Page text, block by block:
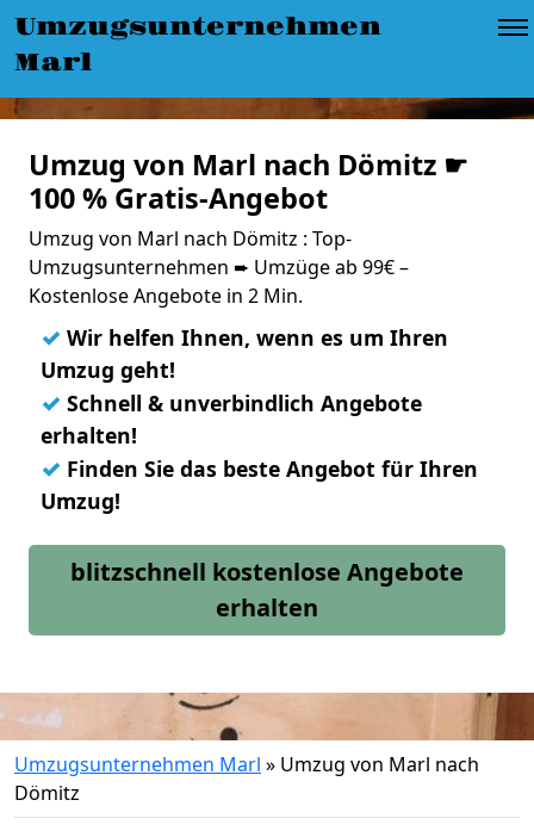
Umzugsunternehmen
Marl
Umzug von Marl nach Dömitz ☛
100 % Gratis-Angebot
Umzug von Marl nach Dömitz : Top-
Umzugsunternehmen ➨ Umzüge ab 99€ –
Kostenlose Angebote in 2 Min.
✓ Wir helfen Ihnen, wenn es um Ihren
Umzug geht!
✓ Schnell & unverbindlich Angebote
erhalten!
✓ Finden Sie das beste Angebot für Ihren
Umzug!
blitzschnell kostenlose Angebote
erhalten
Umzugsunternehmen Marl » Umzug von Marl nach
Dömitz